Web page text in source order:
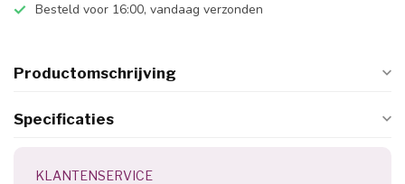
Besteld voor 16:00, vandaag verzonden
Productomschrijving
Specificaties
KLANTENSERVICE